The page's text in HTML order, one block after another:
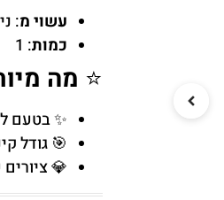
עשוי מ:
כמות: 1
⭐ מה
✨ בטעם
🎯 גודל
💎